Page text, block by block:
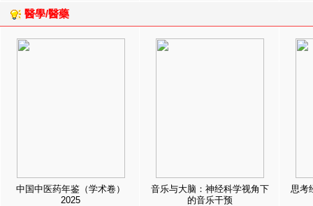
醫學/醫藥
中国中医药年鉴（学术卷）
2025
音乐与大脑：神经科学视角下
的音乐干预
思考